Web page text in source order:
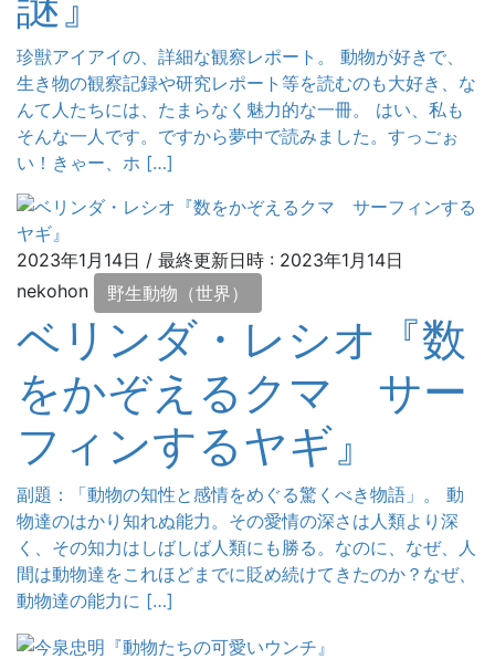
珍獣アイアイの、詳細な観察レポート。 動物が好きで、
生き物の観察記録や研究レポート等を読むのも大好き、な
んて人たちには、たまらなく魅力的な一冊。 はい、私も
そんな一人です。ですから夢中で読みました。すっごぉ
い！きゃー、ホ […]
2023年1月14日 / 最終更新日時 : 2023年1月14日
nekohon
野生動物（世界）
ベリンダ・レシオ『数
をかぞえるクマ サー
フィンするヤギ』
副題：「動物の知性と感情をめぐる驚くべき物語」。 動
物達のはかり知れぬ能力。その愛情の深さは人類より深
く、その知力はしばしば人類にも勝る。なのに、なぜ、人
間は動物達をこれほどまでに貶め続けてきたのか？なぜ、
動物達の能力に […]